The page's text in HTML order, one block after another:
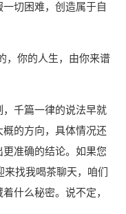
切困难，创造属于自
，你的人生，由你来谱
千篇一律的说法早就
的方向，具体情况还
准确的结论。如果您
找我喝茶聊天，咱们
什么秘密。说不定，